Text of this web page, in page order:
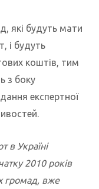
які будуть мати
і будуть
коштів, тим
з боку
експертної
в Україні
2010 років
громад, вже